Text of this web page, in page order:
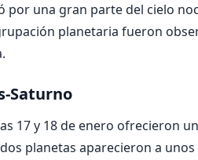
por una gran parte del cielo
planetaria fueron
Saturno
17 y 18 de enero ofrecieron
planetas aparecieron a unos